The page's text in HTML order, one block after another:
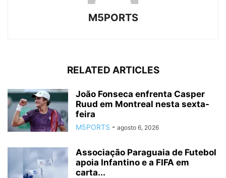
M5PORTS
RELATED ARTICLES
João Fonseca enfrenta Casper
Ruud em Montreal nesta sexta-
feira
M5PORTS - agosto 6, 2026
Associação Paraguaia de Futebol
apoia Infantino e a FIFA em
carta...